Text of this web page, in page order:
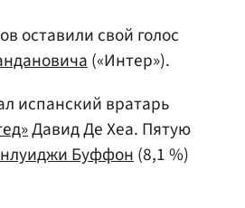
оставили свой голос
(«Интер»).
испанский вратарь
Давид Де Хеа. Пятую
Буффон (8,1 %)